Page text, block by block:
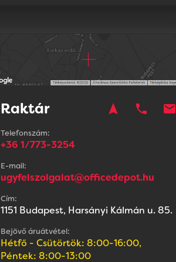
Raktár navigation phone mail
Telefonszám:
+36 1/773-3254
E-mail:
ugyfelszolgalat@officedepot.hu
Cím:
1151 Budapest, Harsányi Kálmán u. 85.
Bejövő áruátvétel:
Hétfő - Csütörtök: 8:00-16:00,
Péntek: 8:00-13:00